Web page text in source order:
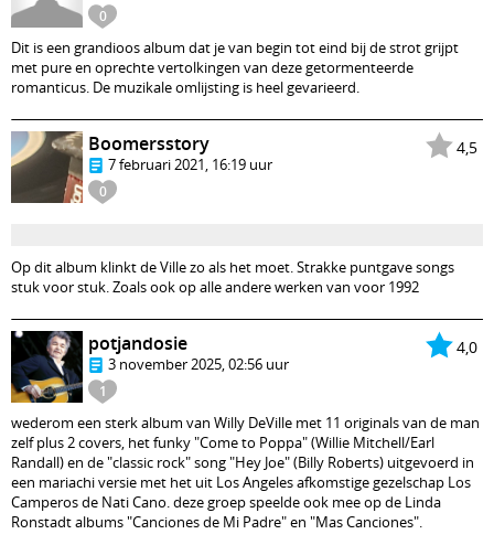
0
Dit is een grandioos album dat je van begin tot eind bij de strot grijpt
met pure en oprechte vertolkingen van deze getormenteerde
romanticus. De muzikale omlijsting is heel gevarieerd.
4,5
0
Boomersstory
7 februari 2021, 16:19 uur
Op dit album klinkt de Ville zo als het moet. Strakke puntgave songs
stuk voor stuk. Zoals ook op alle andere werken van voor 1992
4,0
1
potjandosie
3 november 2025, 02:56 uur
wederom een sterk album van Willy DeVille met 11 originals van de man
zelf plus 2 covers, het funky "Come to Poppa" (Willie Mitchell/Earl
Randall) en de "classic rock" song "Hey Joe" (Billy Roberts) uitgevoerd in
een mariachi versie met het uit Los Angeles afkomstige gezelschap Los
Camperos de Nati Cano. deze groep speelde ook mee op de Linda
Ronstadt albums "Canciones de Mi Padre" en "Mas Canciones".